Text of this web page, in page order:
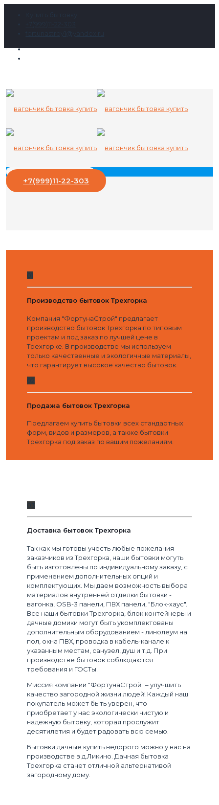
+7(999)11-22-303
Производство бытовок Трехгорка
Компания "ФортунаСтрой" предлагает
производство бытовок Трехгорка по типовым
проектам и под заказ по лучшей цене в
Трехгорке. В производстве мы используем
только качественные и экологичные материалы,
что гарантирует высокое качество бытовок.
Продажа бытовок Трехгорка
Предлагаем купить бытовки всех стандартных
форм, видов и размеров, а также бытовки
Трехгорка под заказ по вашим пожеланиям.
Доставка бытовок Трехгорка
Так как мы готовы учесть любые пожелания
заказчиков из Трехгорка, наши бытовки могуть
быть изготовлены по индивидуальному заказу, с
применением дополнительных опций и
комплектующих. Мы даем возможность выбора
материалов внутренней отделки бытовки -
вагонка, OSB-3 панели, ПВХ панели, "Блок-хаус".
Все наши бытовки Трехгорка, блок контейнеры и
дачные домики могут быть укомплектованы
дополнительным оборудованием - линолеум на
пол, окна ПВХ, проводка в кабель-канале к
указанным местам, санузел, душ и т.д. При
производстве бытовок соблюдаются
требования и ГОСТы.
Миссия компании "ФортунаСтрой" – улучшить
качество загородной жизни людей! Каждый наш
покупатель может быть уверен, что
приобретает у нас экологически чистую и
надежную бытовку, которая прослужит
десятилетия и будет радовать всю семью.
Бытовки дачные купить недорого можно у нас на
производстве в д.Ликино. Дачная бытовка
Трехгорка станет отличной альтернативой
загородному дому.